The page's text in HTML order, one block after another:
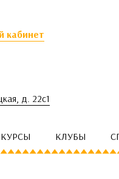
кабинет
д. 22с1
КУРСЫ КЛУБЫ